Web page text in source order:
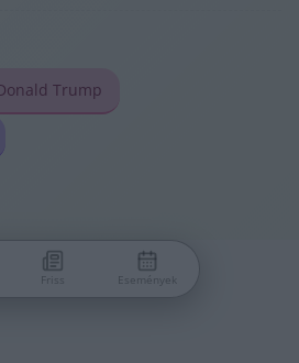
Trump
Friss Események